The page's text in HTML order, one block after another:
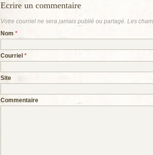
Ecrire un commentaire
Votre courriel ne sera jamaispublié ou partagé. Les
Nom *
Courriel *
Site
Commentaire